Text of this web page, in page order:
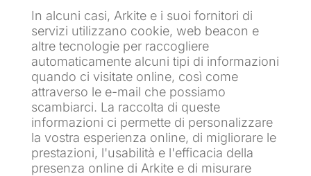
In alcuni casi, Arkite e i suoi fornitori di
servizi utilizzano cookie, web beacon e
altre tecnologie per raccogliere
automaticamente alcuni tipi di informazioni
quando ci visitate online, così come
attraverso le e-mail che possiamo
scambiarci. La raccolta di queste
informazioni ci permette di personalizzare
la vostra esperienza online, di migliorare le
prestazioni, l'usabilità e l'efficacia della
presenza online di Arkite e di misurare